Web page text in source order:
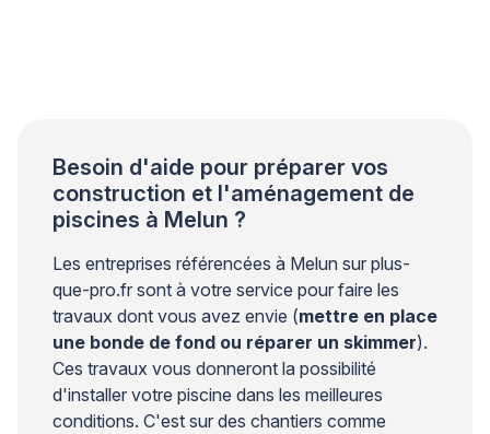
Besoin d'aide pour préparer vos
construction et l'aménagement de
piscines à Melun ?
Les entreprises référencées à Melun sur plus-
que-pro.fr sont à votre service pour faire les
travaux dont vous avez envie (mettre en place
une bonde de fond ou réparer un skimmer).
Ces travaux vous donneront la possibilité
d'installer votre piscine dans les meilleures
conditions. C'est sur des chantiers comme